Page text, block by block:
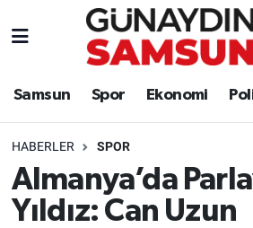
Samsun Spor Ekonomi
HABERLER SPOR
Almanya’da
Yıldız: Can Uzun
Samsun
Politika
Nöbetçi Eczaneler
Süper Lig Puan Durumu ve